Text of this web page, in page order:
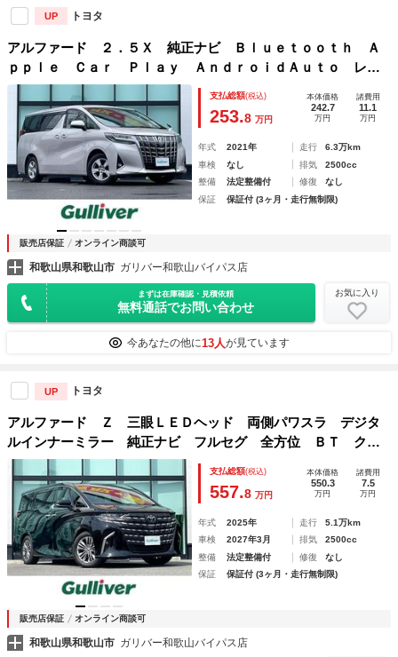
UP トヨタ
アルファード ２．５Ｘ 純正ナビ Ｂｌｕｅｔｏｏｔｈ Ａ
ｐｐｌｅ Ｃａｒ Ｐｌａｙ ＡｎｄｒｏｉｄＡｕｔｏ レー
ダークルーズコントロール クリアランスソナー レーントレ
ーシングアシスト ロードサインアシスト ＥＴＣ
支払総額(税込)
253.8 万円
本体価格
242.7
万円
諸費用
11.1
万円
年式 2021年 走行
6.3万km
車検
なし 排気
2500cc
整備
法定整備付 修復
なし
保証
保証付 (3ヶ月・走行無制限)
販売店保証 オンライン商談可
和歌山県和歌山市 ガリバー和歌山バイパス店
まずは在庫確認・見積依頼
無料通話でお問い合わせ
お気に入り
今あなたの他に13人が見ています
UP トヨタ
アルファード Ｚ 三眼ＬＥＤヘッド 両側パワスラ デジタ
ルインナーミラー 純正ナビ フルセグ 全方位 ＢＴ クリ
アランスソナー コーナーセンサー ＢＳＭ プリクラ 横滑
り防止 レーンキープ レーダークルコン エアシート
支払総額(税込)
557.8 万円
本体価格
550.3
万円
諸費用
7.5
万円
年式 2025年 走行
5.1万km
車検
2027年3月 排気
2500cc
整備
法定整備付 修復
なし
保証
保証付 (3ヶ月・走行無制限)
販売店保証 オンライン商談可
和歌山県和歌山市 ガリバー和歌山バイパス店